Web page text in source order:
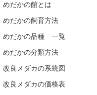
めだかの館とは
めだかの飼育方法
めだかの品種 一覧
めだかの分類方法
改良メダカの系統図
改良メダカの価格表